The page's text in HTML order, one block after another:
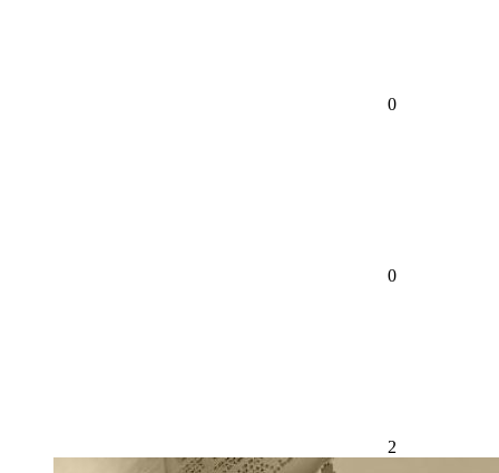
0
0
2